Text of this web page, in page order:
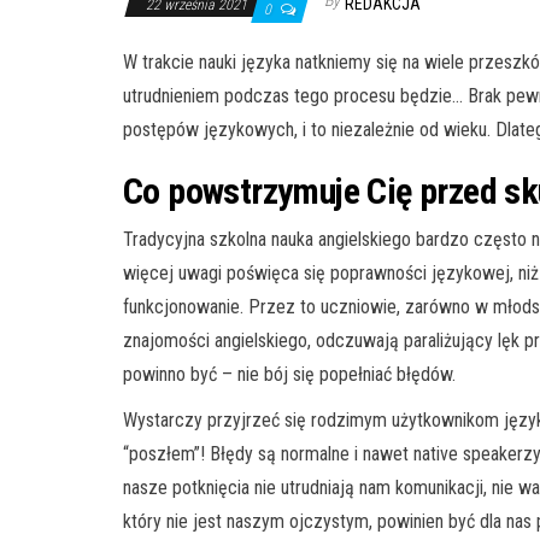
22 września 2021 0
W trakcie nauki języka natkniemy się na wiele
utrudnieniem podczas tego procesu będzie… Brak
postępów językowych, i to niezależnie od wieku.
Co powstrzymuje Cię przed
Tradycyjna szkolna nauka angielskiego bardzo
więcej uwagi poświęca się poprawności językowej,
funkcjonowanie. Przez to uczniowie, zarówno w
znajomości angielskiego, odczuwają paraliżujący lęk
powinno być – nie bój się popełniać błędów.
Wystarczy przyjrzeć się rodzimym użytkownikom
“poszłem”! Błędy są normalne i nawet native
nasze potknięcia nie utrudniają nam komunikacji, nie
który nie jest naszym ojczystym, powinien być dla